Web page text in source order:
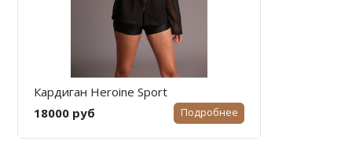
Кардиган Heroine Sport
18000 руб
Подробнее